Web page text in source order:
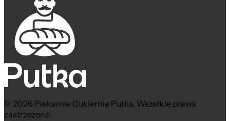
© 2026 Piekarnie Cukiernie Putka. Wszelkie prawa
zastrzeżone.